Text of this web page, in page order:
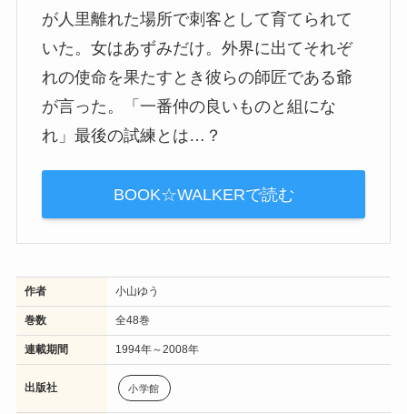
が人里離れた場所で刺客として育てられて
いた。女はあずみだけ。外界に出てそれぞ
れの使命を果たすとき彼らの師匠である爺
が言った。「一番仲の良いものと組にな
れ」最後の試練とは…？
BOOK☆WALKERで読む
作者 小山ゆう
巻数 全48巻
連載期間 1994年～2008年
出版社 小学館